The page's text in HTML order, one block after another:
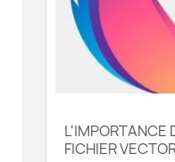
L'IMPORTANCE
FICHIER